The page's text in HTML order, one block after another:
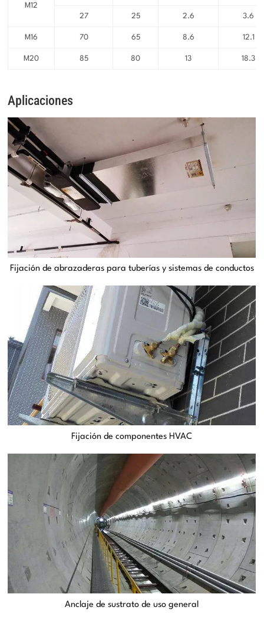
M12
27 25 2.6 3.6
M16 70 65 8.6 12.1
M20 85 80 13 18.3
Aplicaciones
Fijación de abrazaderas para tuberías y sistemas de conductos
Fijación de componentes HVAC
Anclaje de sustrato de uso general